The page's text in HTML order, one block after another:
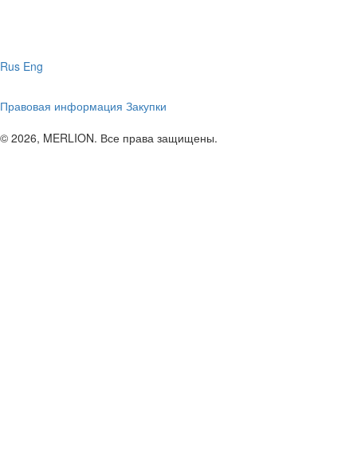
Rus Eng
Правовая информация Закупки
© 2026, MERLION. Все права защищены.